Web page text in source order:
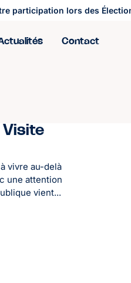
participation lors des
Contact
Visite
vivre au-delà
une attention
vient...